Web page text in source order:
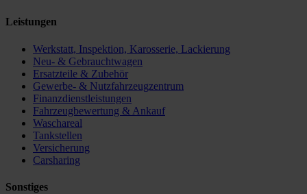
Leistungen
Werkstatt, Inspektion, Karosserie, Lackierung
Neu- & Gebrauchtwagen
Ersatzteile & Zubehör
Gewerbe- & Nutzfahrzeugzentrum
Finanzdienstleistungen
Fahrzeugbewertung & Ankauf
Waschareal
Tankstellen
Versicherung
Carsharing
Sonstiges